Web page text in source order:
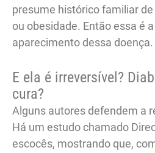
presume histórico familiar
ou obesidade. Então essa é
aparecimento dessa doença.
E ela é irreversível?
cura?
Alguns autores defendem a
Há um estudo chamado
escocês, mostrando que,